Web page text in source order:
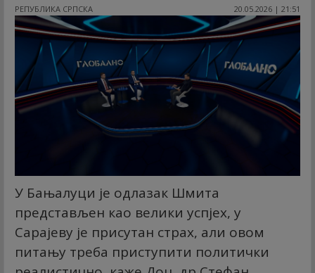
РЕПУБЛИКА СРПСКА 20.05.2026 | 21:51
У Бањалуци је одлазак Шмита
представљен као велики успјех, у
Сарајеву је присутан страх, али овом
питању треба приступити политички